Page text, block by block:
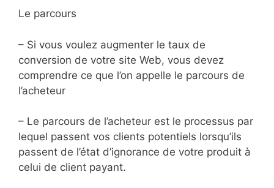
Le parcours
– Si vous voulez augmenter le taux de
conversion de votre site Web, vous devez
comprendre ce que l’on appelle le parcours de
l’acheteur
– Le parcours de l’acheteur est le processus par
lequel passent vos clients potentiels lorsqu’ils
passent de l’état d’ignorance de votre produit à
celui de client payant.